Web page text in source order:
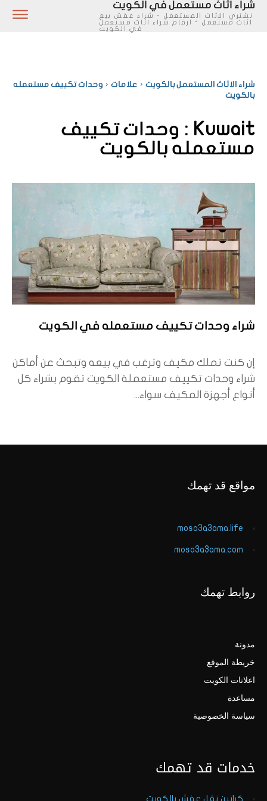
شراء اثاث مستعمل في الكويت
نشتري الاثاث المستعمل - شراء عفش بيع
اثاث مستعمل - ارقام شراء اثاث مستعمل
في الكويت
شراء الاثاث المستعمل بالكويت علامات
وحدات تكييف مستعمله
بالكويت
Kuwait :
وحدات تكييف
مستعمله بالكويت
شراء وحدات تكييف مستعمله في الكويت
إن كنت تملك مكيف وترغب في بيعه وتبحث عن أماكن
شراء وحدات تكييف مستعملة الكويت تقوم بشراء كل
أنواع أجهزة المكيف سواء...
مواقع قد تهمك
moso3a3ama.life
moso3a3ama.com
روابط تهمك
مدونة
خريطة الموقع
اعلانات الكويت
مساعدة
سياسة الخصوصية
خدمات قد تهمك
كراتين نقل عفش بالكويت